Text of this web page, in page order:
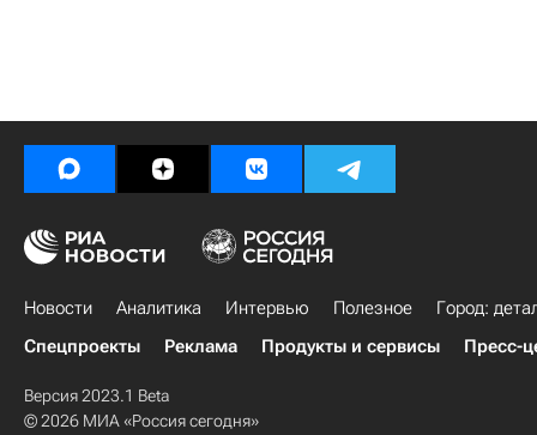
Новости Аналитика Интервью Полезное
Город:
Спецпроекты
Реклама Продукты и сервисы Пресс-
Версия 2023.1 Beta
© 2026 МИА «Россия сегодня»